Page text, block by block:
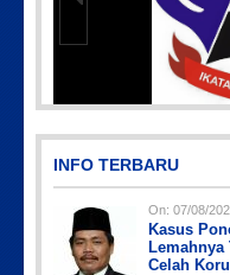
IMG-
INFO TERBARU
On: 07/08/
Kasus
Lemahnya
Celah